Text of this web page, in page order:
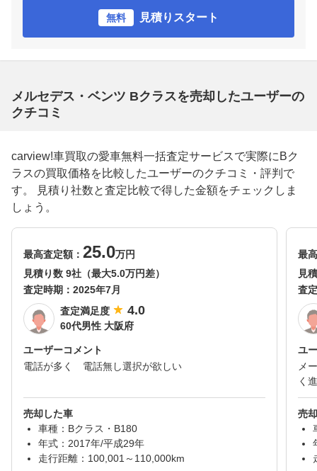
無料 見積りスタート
メルセデス・ベンツ Bクラスを売却したユーザーの
クチコミ
carview!車買取の愛車無料一括査定サービスで実際にBク
ラスの買取価格を比較したユーザーのクチコミ・評判で
す。 見積り社数と査定比較で得した金額をチェックしま
しょう。
最高査定額： 25.0万円
見積り数 9社（最大5.0万円差）
査定時期： 2025年7月
査定満足度
4.0
60代男性 大阪府
ユーザーコメント
電話が多く 電話無し選択が欲しい
売却した車
車種：Bクラス・B180
年式：2017年/平成29年
走行距離：100,001～110,000km
最
見
査
ユ
メ
く
売